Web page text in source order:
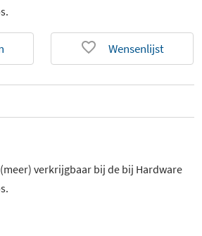
Wensenlijst
verkrijgbaar bij de bij Hardware